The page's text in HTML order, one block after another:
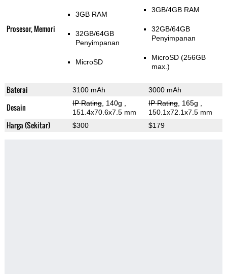
Prosesor, Memori
3GB RAM
32GB/64GB
Penyimpanan
MicroSD
3GB/4GB RAM
32GB/64GB
Penyimpanan
MicroSD (256GB
max.)
Baterai 3100 mAh 3000 mAh
Desain IP Rating, 140g
151.4x70.6x7.5 mm
IP Rating, 165g
150.1x72.1x7.5 mm
Harga (Sekitar) $300 $179